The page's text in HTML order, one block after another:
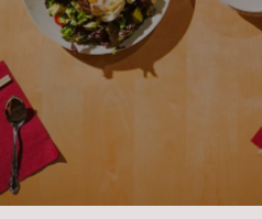
ご注文・ご
質問はお気
軽にどうぞ
0120-46-
netjigyoubu@seneso.jp
受付時間：
18:30（日曜定休
日）